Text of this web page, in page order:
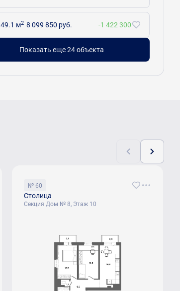
49.1 м2 8 099 850 руб. -1 422 300
Показать еще 24 объектa
№ 60
Столица
Секция Дом № 8, Этаж 10